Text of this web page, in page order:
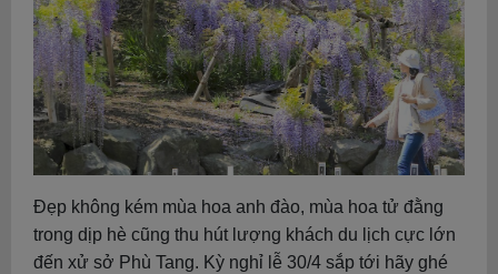
Đẹp không kém mùa hoa anh đào, mùa hoa tử đằng
trong dịp hè cũng thu hút lượng khách du lịch cực lớn
đến xử sở Phù Tang. Kỳ nghỉ lễ 30/4 sắp tới hãy ghé